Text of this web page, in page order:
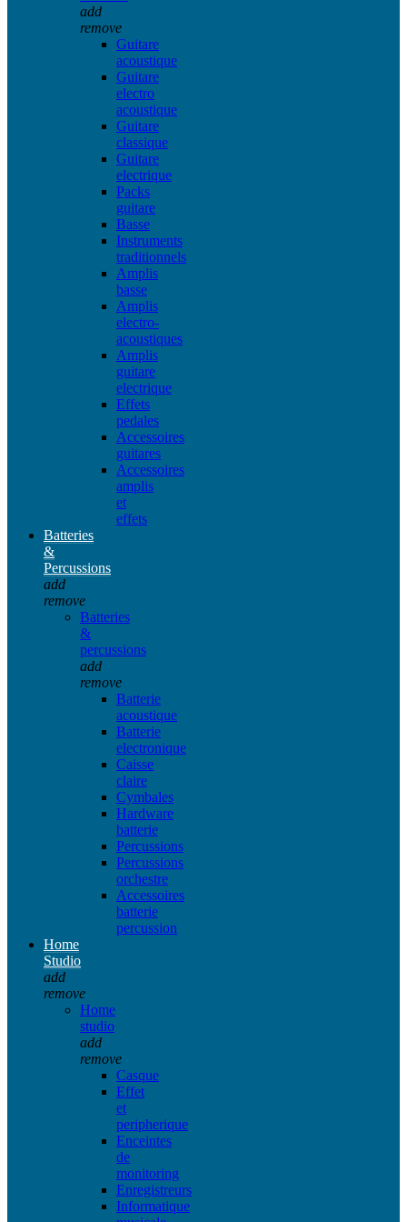
add
remove
Guitare
acoustique
Guitare
electro
acoustique
Guitare
classique
Guitare
electrique
Packs
guitare
Basse
Instruments
traditionnels
Amplis
basse
Amplis
electro-
acoustiques
Amplis
guitare
electrique
Effets
pedales
Accessoires
guitares
Accessoires
amplis
et
effets
Batteries
&
Percussions
add
remove
Batteries
&
percussions
add
remove
Batterie
acoustique
Batterie
electronique
Caisse
claire
Cymbales
Hardware
batterie
Percussions
Percussions
orchestre
Accessoires
batterie
percussion
Home
Studio
add
remove
Home
studio
add
remove
Casque
Effet
et
peripherique
Enceintes
de
monitoring
Enregistreurs
Informatique